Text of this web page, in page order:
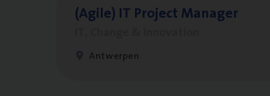
(Agi­le) IT Pro­ject Manager
Antwerpen